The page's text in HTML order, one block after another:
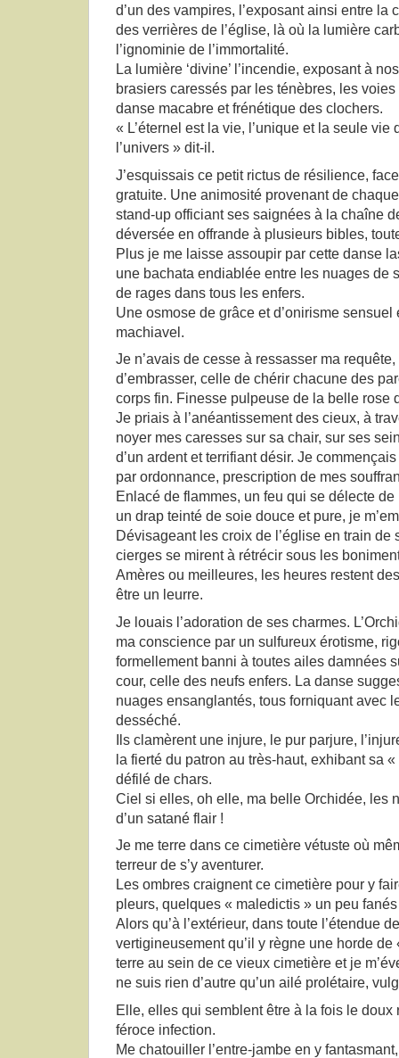
d’un des vampires, l’exposant ainsi entre la
des verrières de l’église, là où la lumière
l’ignominie de l’immortalité.
La lumière ‘divine’ l’incendie, exposant à
brasiers caressés par les ténèbres, les voies
danse macabre et frénétique des clochers.
« L’éternel est la vie, l’unique et la seule
l’univers » dit-il.
J’esquissais ce petit rictus de résilience,
gratuite. Une animosité provenant de
stand-up officiant ses saignées à la chaîne
déversée en offrande à plusieurs bibles,
Plus je me laisse assoupir par cette danse
une bachata endiablée entre les nuages de
de rages dans tous les enfers.
Une osmose de grâce et d’onirisme
machiavel.
Je n’avais de cesse à ressasser ma
d’embrasser, celle de chérir chacune des
corps fin. Finesse pulpeuse de la belle rose
Je priais à l’anéantissement des cieux, à
noyer mes caresses sur sa chair, sur ses
d’un ardent et terrifiant désir. Je
par ordonnance, prescription de mes
Enlacé de flammes, un feu qui se délecte
un drap teinté de soie douce et pure, je
Dévisageant les croix de l’église en train de
cierges se mirent à rétrécir sous les
Amères ou meilleures, les heures restent
être un leurre.
Je louais l’adoration de ses charmes.
ma conscience par un sulfureux érotisme,
formellement banni à toutes ailes damnées
cour, celle des neufs enfers. La danse
nuages ensanglantés, tous forniquant avec
desséché.
Ils clamèrent une injure, le pur parjure,
la fierté du patron au très-haut, exhibant sa
défilé de chars.
Ciel si elles, oh elle, ma belle Orchidée, les
d’un satané flair !
Je me terre dans ce cimetière vétuste où
terreur de s’y aventurer.
Les ombres craignent ce cimetière pour y
pleurs, quelques « maledictis » un peu
Alors qu’à l’extérieur, dans toute l’étendue
vertigineusement qu’il y règne une horde
terre au sein de ce vieux cimetière et je
ne suis rien d’autre qu’un ailé prolétaire,
Elle, elles qui semblent être à la fois le
féroce infection.
Me chatouiller l’entre-jambe en y